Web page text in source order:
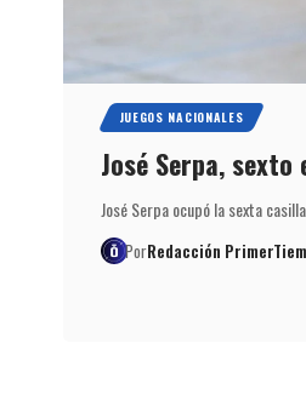
JUEGOS NACIONALES
José Serpa,
José Serpa ocupó la sexta
PorRedacción